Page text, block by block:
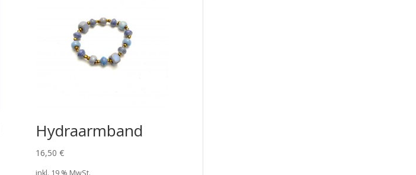
Hydraarmband
16,50 €
inkl. 19 % MwSt.